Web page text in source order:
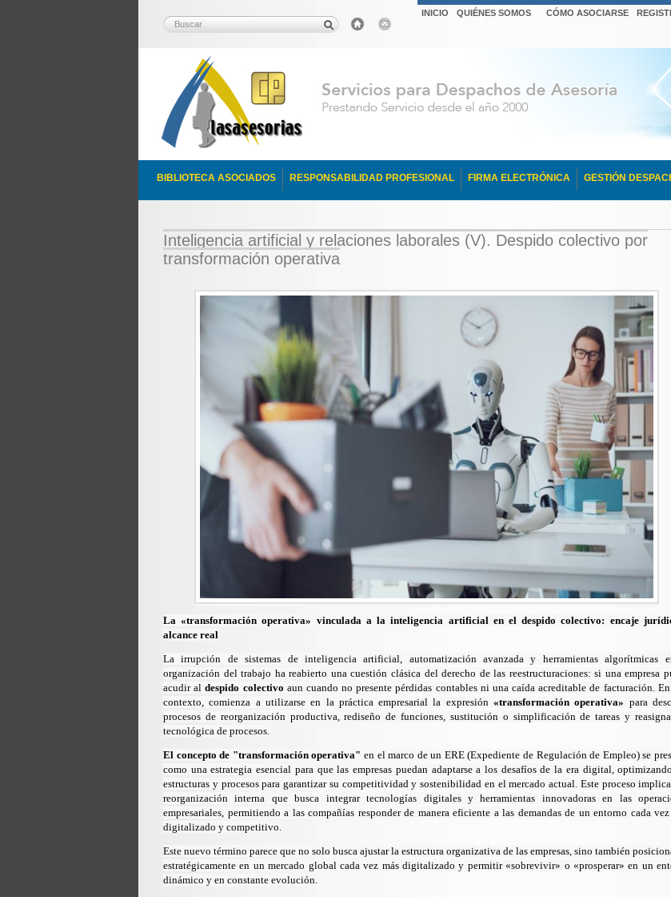
INICIO QUIÉNES SOMOS CÓMO ASOCIARSE
BIBLIOTECA ASOCIADOS RESPONSABILIDAD PROFESIONAL FIRMA ELECTRÓNICA GESTIÓN
Inteligencia artificial y relaciones laborales (V). Despido colectivo por
transformación operativa
La «transformación operativa» vinculada a la inteligencia artificial en el despido colectivo: encaje
alcance real
La irrupción de sistemas de inteligencia artificial, automatización avanzada y herramientas algorítmicas
organización del trabajo ha reabierto una cuestión clásica del derecho de las reestructuraciones: si una empresa
acudir aldespido colectivo aun cuando no presente pérdidas contables ni una caída acreditable de facturación. En
contexto, comienza a utilizarse en la práctica empresarial la expresión«transformación operativa» para
procesos de reorganización productiva, rediseño de funciones, sustitución o simplificación de tareas y
tecnológica de procesos.
El concepto de "transformación operativa" en el marco de un ERE (Expediente de Regulación de Empleo) se
como una estrategia esencial para que las empresas puedan adaptarse a los desafíos de la era digital,
estructuras y procesos para garantizar su competitividad y sostenibilidad en el mercado actual. Este proceso
reorganización interna que busca integrar tecnologías digitales y herramientas innovadoras en las
empresariales, permitiendo a las compañías responder de manera eficiente a las demandas de un entorno cada
digitalizado y competitivo.
Este nuevo término parece que no solo busca ajustar la estructura organizativa de las empresas, sino también
estratégicamente en un mercado global cada vez más digitalizado y permitir «sobrevivir» o «prosperar» en un
dinámico y en constante evolución.